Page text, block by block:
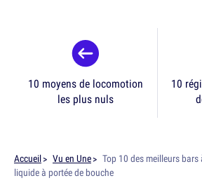
10 moyens de locomotion
les plus nuls
10
Accueil Vu en Une
Top 10 des meilleurs
liquide à portée de bouche